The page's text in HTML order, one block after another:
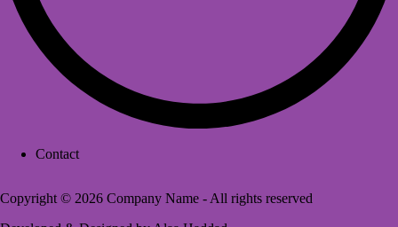
Footer
Contact
Copyright © 2026 Company Name - All rights reserved